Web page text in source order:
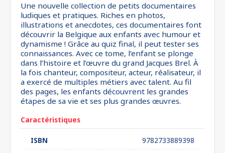
Une nouvelle collection de petits documentaires
ludiques et pratiques. Riches en photos,
illustrations et anecdotes, ces documentaires font
découvrir la Belgique aux enfants avec humour et
dynamisme ! Grâce au quiz final, il peut tester ses
connaissances. Avec ce tome, l’enfant se plonge
dans l’histoire et l’œuvre du grand Jacques Brel. À
la fois chanteur, compositeur, acteur, réalisateur, il
a exercé de multiples métiers avec talent. Au fil
des pages, les enfants découvrent les grandes
étapes de sa vie et ses plus grandes œuvres.
Caractéristiques
ISBN
9782733889398